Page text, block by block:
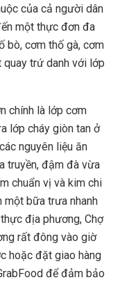
của cả người dân
một thực đơn đa
bò, cơm thố gà, cơm
trứ danh với lớp
chính là lớp cơm
lớp cháy giòn tan ở
nguyên liệu ăn
truyền, đậm đà vừa
chuẩn vị và kim chi
một bữa trưa nhanh
địa phương, Chợ
rất đông vào giờ
hoặc đặt giao hàng
để đảm bảo